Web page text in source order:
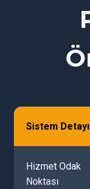
Sistem Detayı
Hizmet Odak
Noktası